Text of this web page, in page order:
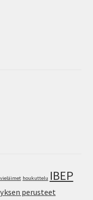
houkuttelu IBEP
perusteet